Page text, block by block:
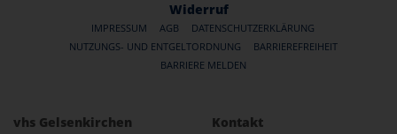
Widerruf
IMPRESSUM AGB
DATENSCHUTZERKLÄRUNG
NUTZUNGS- UND ENTGELTORDNUNG
BARRIEREFREIHEIT
BARRIERE MELDEN
vhs Gelsenkirchen
Kontakt